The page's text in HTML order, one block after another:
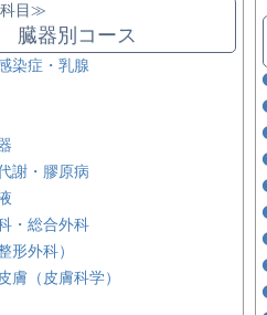
目≫
臓器別コース
染症・乳腺
謝・膠原病
・総合外科
形外科）
膚（皮膚科学）